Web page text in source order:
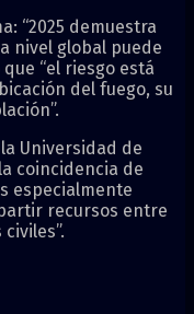
“2025 demuestra
nivel global puede
“el riesgo está
del fuego, su
Universidad de
coincidencia de
especialmente
recursos entre